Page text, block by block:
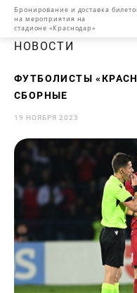
Бронирование и доставка
на мероприятия на
стадионе «Краснодар»
НОВОСТИ
ФУТБОЛИСТЫ
СБОРНЫЕ
19 НОЯБРЯ 2023